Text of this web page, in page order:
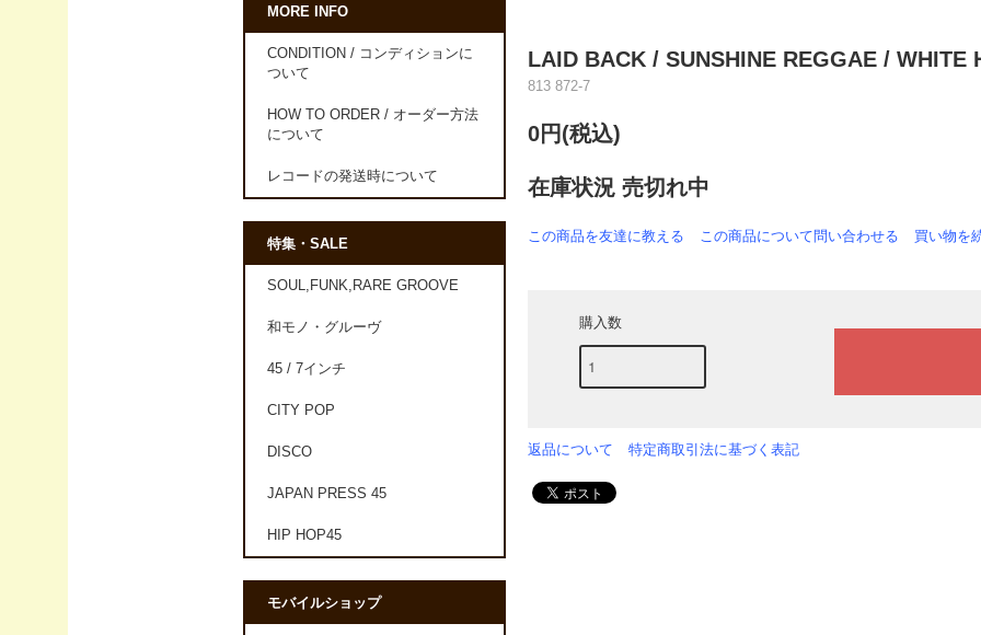
LAID BACK ‎/ SUNSHINE REGGAE / WHITE
813 872-7
0円(税込)
在庫状況 売切れ中
この商品を友達に教える この商品について問い合わせる 買い物を
購入数
返品について 特定商取引法に基づく表記
MORE INFO
CONDITION / コンディションに
ついて
HOW TO ORDER / オーダー方法
について
レコードの発送時について
特集・SALE
SOUL,FUNK,RARE GROOVE
和モノ・グルーヴ
45 / 7インチ
CITY POP
DISCO
JAPAN PRESS 45
HIP HOP45
モバイルショップ